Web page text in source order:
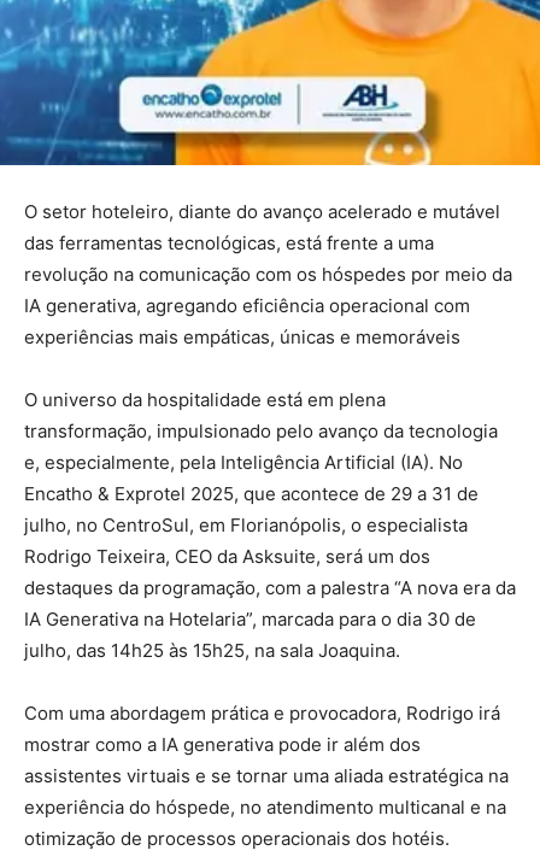
O setor hoteleiro, diante do avanço acelerado e mutável
das ferramentas tecnológicas, está frente a uma
revolução na comunicação com os hóspedes por meio da
IA generativa, agregando eficiência operacional com
experiências mais empáticas, únicas e memoráveis
O universo da hospitalidade está em plena
transformação, impulsionado pelo avanço da tecnologia
e, especialmente, pela Inteligência Artificial (IA). No
Encatho & Exprotel 2025, que acontece de 29 a 31 de
julho, no CentroSul, em Florianópolis, o especialista
Rodrigo Teixeira, CEO da Asksuite, será um dos
destaques da programação, com a palestra “A nova era da
IA Generativa na Hotelaria”, marcada para o dia 30 de
julho, das 14h25 às 15h25, na sala Joaquina.
Com uma abordagem prática e provocadora, Rodrigo irá
mostrar como a IA generativa pode ir além dos
assistentes virtuais e se tornar uma aliada estratégica na
experiência do hóspede, no atendimento multicanal e na
otimização de processos operacionais dos hotéis.